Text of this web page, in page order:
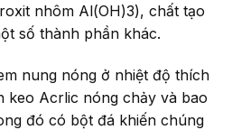
nhôm Al(OH)3), chất tạo
số thành phần khác.
nung nóng ở nhiệt độ thích
keo Acrlic nóng chảy và bao
đó có bột đá khiến chúng